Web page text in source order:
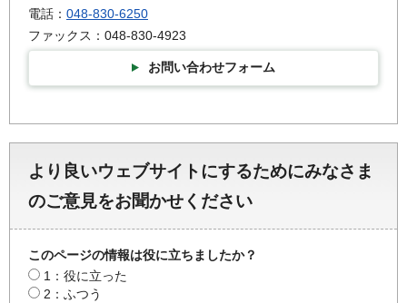
電話： 048-830-6250
ファックス：048-830-4923
お問い合わせフォーム
より良いウェブサイトにするためにみなさま
のご意見をお聞かせください
このページの情報は役に立ちましたか？
1：役に立った
2：ふつう